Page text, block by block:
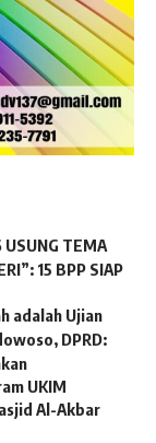
USUNG TEMA
15 BPP SIAP
adalah Ujian
DPRD:
UKIM
Al-Akbar